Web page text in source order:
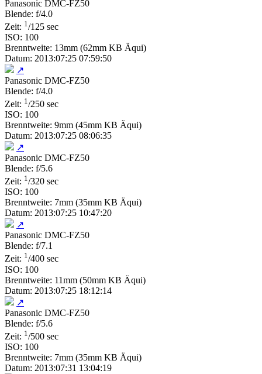
Panasonic DMC-FZ50
Blende: f/4.0
Zeit: 1 /125 sec
ISO: 100
Brenntweite: 13mm (62mm KB Äqui)
Datum: 2013:07:25 07:59:50
↗
Panasonic DMC-FZ50
Blende: f/4.0
Zeit: 1 /250 sec
ISO: 100
Brenntweite: 9mm (45mm KB Äqui)
Datum: 2013:07:25 08:06:35
↗
Panasonic DMC-FZ50
Blende: f/5.6
Zeit: 1/320 sec
ISO: 100
Brenntweite: 7mm (35mm KB Äqui)
Datum: 2013:07:25 10:47:20
↗
Panasonic DMC-FZ50
Blende: f/7.1
Zeit: 1/400 sec
ISO: 100
Brenntweite: 11mm (50mm KB Äqui)
Datum: 2013:07:25 18:12:14
↗
Panasonic DMC-FZ50
Blende: f/5.6
Zeit: 1 /500 sec
ISO: 100
Brenntweite: 7mm (35mm KB Äqui)
Datum: 2013:07:31 13:04:19